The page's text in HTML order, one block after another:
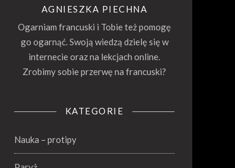
AGNIESZKA PIECHNA
Ogarniam francuski i Tobie też pomogę
go ogarnąć. Swoją wiedzą dzielę się w
internecie oraz na lekcjach online.
Zrobimy sobie przerwę na francuski?
KATEGORIE
Nauka – protipy